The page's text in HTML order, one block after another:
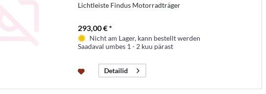
Lichtleiste Findus Motorradträger
293,00 € *
Nicht am Lager, kann bestellt werden
Saadaval umbes 1 - 2 kuu pärast
Detailid